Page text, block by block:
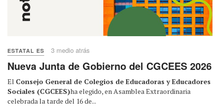
ESTATAL ES 3 medio atrás
Nueva Junta de Gobierno del CGCEES 2026
El Consejo General de Colegios de Educadoras y Educadores
Sociales (CGCEES)ha elegido, en Asamblea Extraordinaria
celebrada la tarde del 16 de...